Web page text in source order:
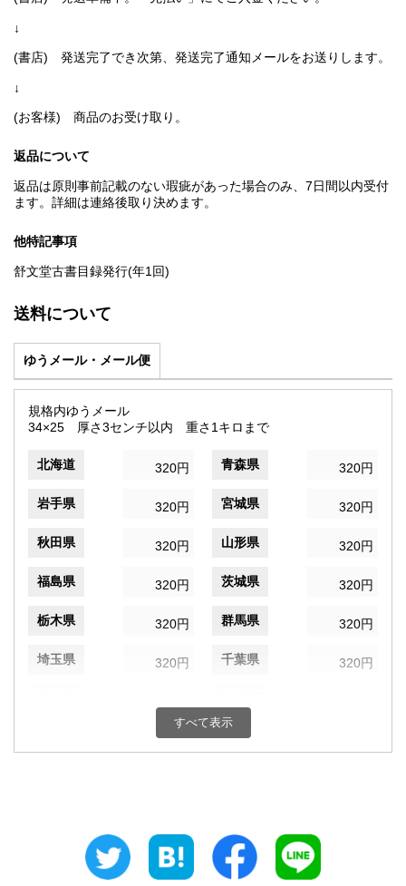
↓
(書店) 発送完了でき次第、発送完了通知メールをお送りします。
↓
(お客様) 商品のお受け取り。
返品について
返品は原則事前記載のない瑕疵があった場合のみ、7日間以内受付
ます。詳細は連絡後取り決めます。
他特記事項
舒文堂古書目録発行(年1回)
送料について
ゆうメール・メール便
規格内ゆうメール
34×25 厚さ3センチ以内 重さ1キロまで
北海道 320円 青森県 320円
岩手県 320円 宮城県 320円
秋田県 320円 山形県 320円
福島県 320円 茨城県 320円
栃木県 320円 群馬県 320円
埼玉県 320円 千葉県 320円
320円 富山県
320円 静岡県
すべて表示